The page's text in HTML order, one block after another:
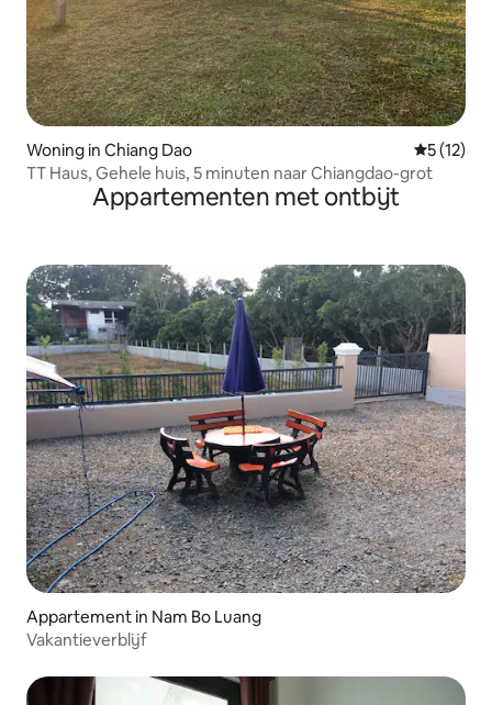
Woning in Chiang Dao
5 (12)
TT Haus, Gehele huis, 5 minuten naar Chiangdao-grot
Appartementen met ontbijt
Appartement in Nam Bo Luang
Vakantieverblijf